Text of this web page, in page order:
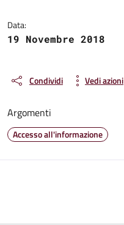
Data:
19 Novembre 2018
Condividi Vedi azioni
Argomenti
Accesso all'informazione